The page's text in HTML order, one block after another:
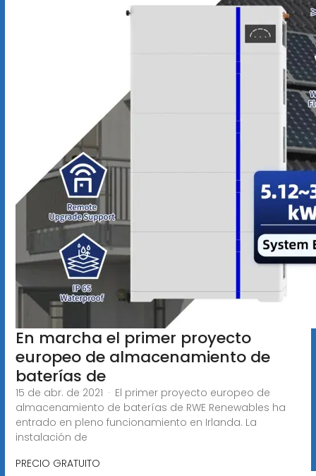
En marcha el primer proyecto
europeo de almacenamiento de
baterías de
15 de abr. de 2021 · El primer proyecto europeo de
almacenamiento de baterías de RWE Renewables ha
entrado en pleno funcionamiento en Irlanda. La
instalación de
PRECIO GRATUITO